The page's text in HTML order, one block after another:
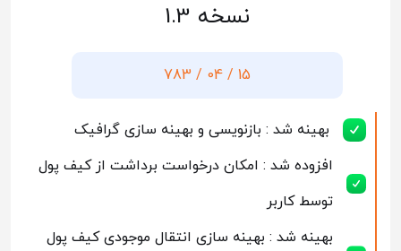
نسخه 1.3
15 / 04 / 783
بهینه شد : بازنویسی و بهینه سازی گرافیک
افزوده شد : امکان درخواست برداشت از کیف پول
توسط کاربر
بهینه شد : بهینه سازی انتقال موجودی کیف پول